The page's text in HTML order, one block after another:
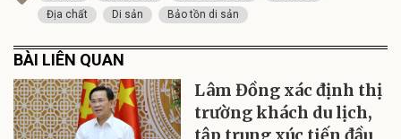
Địa chất
Di sản Bảo tồn di sản
BÀI LIÊN QUAN
Lâm Đồng xác định thị
trường khách du lịch,
tập trung xúc tiến đầu